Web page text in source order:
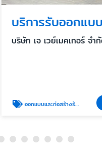
บริษัท เจ เวย์เมคเกอร์ จำกัด
ออกแบบและก่อสร้างร้านอาหารแฟรนไชน์